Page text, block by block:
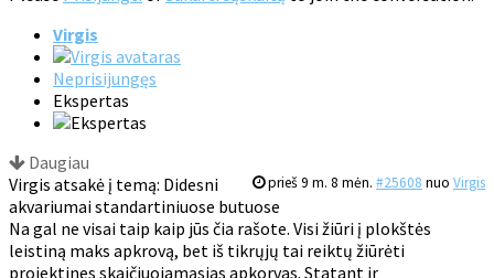
Virgis
Neprisijungęs
Ekspertas
Daugiau
prieš 9 m. 8 mėn. #25608 nuo Virgis
Virgis atsakė į temą: Didesni
akvariumai standartiniuose butuose
Na gal ne visai taip kaip jūs čia rašote. Visi žiūri į plokštės
leistiną maks apkrovą, bet iš tikrųjų tai reiktų žiūrėti
projektines skaičiuojamąsias apkorvas. Statant ir